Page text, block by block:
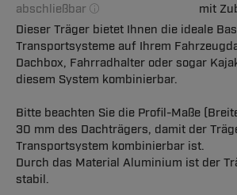
abschließbar
mit
Dieser Träger bietet Ihnen die ideale
Transportsysteme auf Ihrem
Dachbox, Fahrradhalter oder sogar
diesem System kombinierbar.
Bitte beachten Sie die Profil-Maße
30 mm des Dachträgers, damit der
Transportsystem kombinierbar ist.
Durch das Material Aluminium ist der
stabil.